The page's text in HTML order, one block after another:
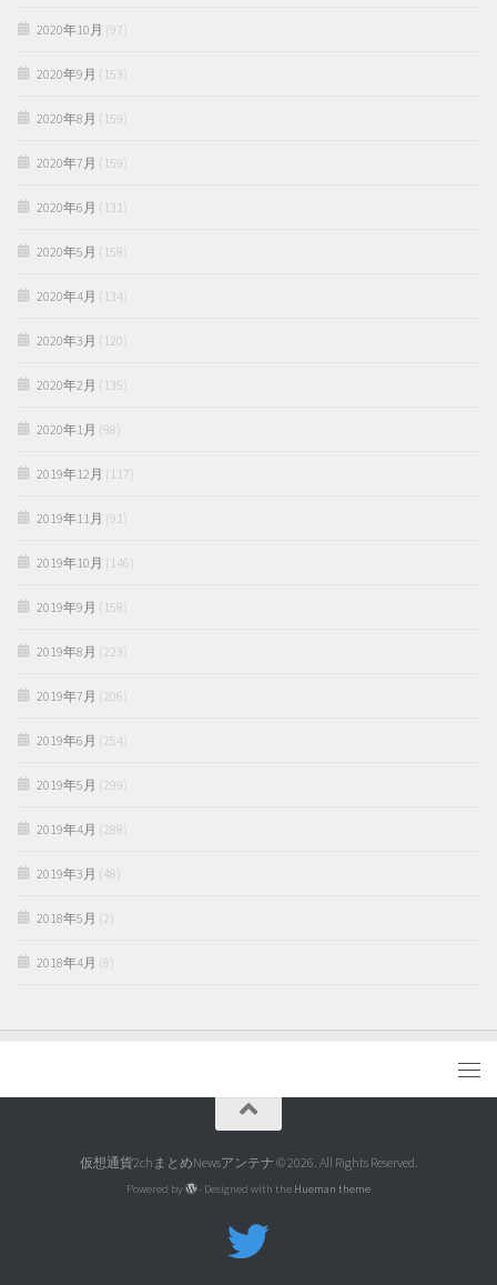
2020年10月 (97)
2020年9月 (153)
2020年8月 (159)
2020年7月 (159)
2020年6月 (131)
2020年5月 (158)
2020年4月 (134)
2020年3月 (120)
2020年2月 (135)
2020年1月 (98)
2019年12月 (117)
2019年11月 (91)
2019年10月 (146)
2019年9月 (158)
2019年8月 (223)
2019年7月 (206)
2019年6月 (254)
2019年5月 (299)
2019年4月 (288)
2019年3月 (48)
2018年5月 (2)
2018年4月 (8)
仮想通貨2chまとめNewsアンテナ © 2026. All Rights Reserved.
Powered by - Designed with the Hueman theme